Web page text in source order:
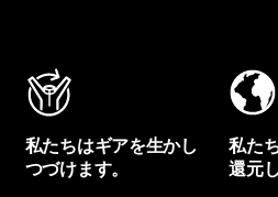
私たちはギアを生かし
つづけます。
私た
還元